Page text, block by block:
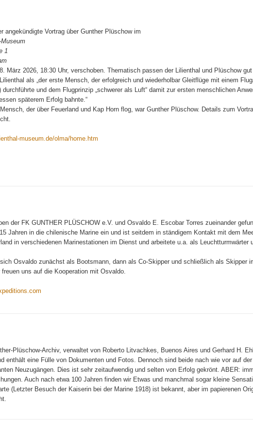
angekündigte Vortrag über Gunther Plüschow im
1
März 2026, 18:30 Uhr, verschoben. Thematisch passen der Lilienthal und Plüschow
als „der erste Mensch, der erfolgreich und wiederholbar Gleitflüge mit einem
durchführte und dem Flugprinzip „schwerer als Luft“ damit zur ersten menschlichen
späterem Erfolg bahnte.“
der über Feuerland und Kap Horn flog, war Gunther Plüschow. Details zum
museum.de/olma/home.htm
der FK GUNTHER PLÜSCHOW e.V. und Osvaldo E. Escobar Torres zueinander
Jahren in die chilenische Marine ein und ist seitdem in ständigem Kontakt mit dem
in verschiedenen Marinestationen im Dienst und arbeitete u.a. als Leuchtturmwärter
Osvaldo zunächst als Bootsmann, dann als Co-Skipper und schließlich als Skipper
uns auf die Kooperation mit Osvaldo.
Plüschow-Archiv, verwaltet von Roberto Litvachkes, Buenos Aires und Gerhard H.
enthält eine Fülle von Dokumenten und Fotos. Dennoch sind beide nach wie vor auf
Neuzugängen. Dies ist sehr zeitaufwendig und selten von Erfolg gekrönt. ABER:
Auch nach etwa 100 Jahren finden wir Etwas und manchmal sogar kleine
(Letzter Besuch der Kaiserin bei der Marine 1918) ist bekannt, aber im papierenen